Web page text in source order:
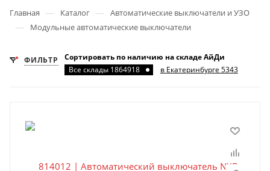
Главная — Каталог — Автоматические выключатели и УЗО
— Модульные автоматические выключатели
ФИЛЬТР
Сортировать по наличию на складе АйДи
Все склады 1864918
в Екатеринбурге 5343